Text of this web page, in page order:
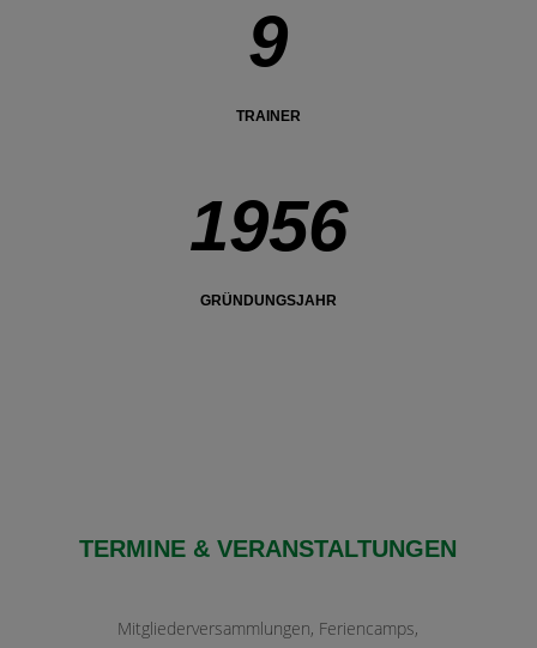
9
TRAINER
1956
GRÜNDUNGSJAHR
TERMINE & VERANSTALTUNGEN
Mitgliederversammlungen, Feriencamps,